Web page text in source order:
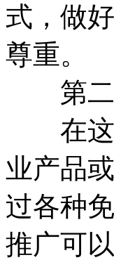
式，做
尊重。
第二
在这
业产品
过各种
推广可